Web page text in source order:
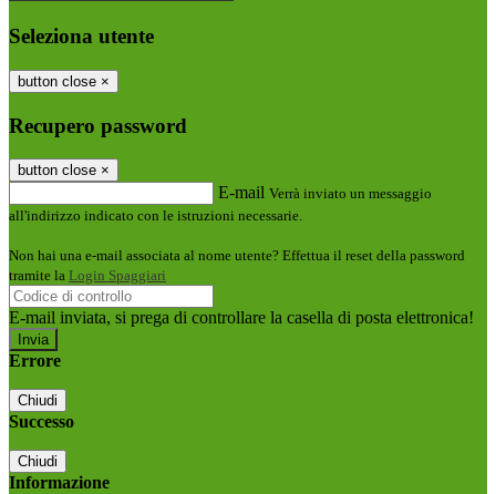
Seleziona utente
button close ×
Recupero password
button close ×
E-mail Verrà inviato un messaggio
all'indirizzo indicato con le istruzioni necessarie.
Non hai una e-mail associata al nome utente? Effettua il reset della password
tramite la Login Spaggiari
E-mail inviata, si prega di controllare la casella di posta elettronica!
Errore
Chiudi
Successo
Chiudi
Informazione